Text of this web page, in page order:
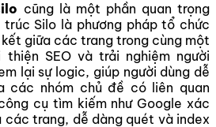
cũng là một phần quan trọng
Silo là phương pháp tổ chức
giữa các trang trong cùng một
SEO và trải nghiệm người
lại sự logic, giúp người dùng dễ
các nhóm chủ đề có liên quan
cụ tìm kiếm như Google xác
các trang, dễ dàng quét và index